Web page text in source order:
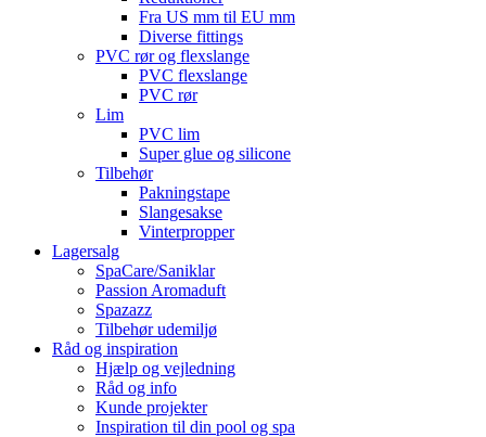
Fra US mm til EU mm
Diverse fittings
PVC rør og flexslange
PVC flexslange
PVC rør
Lim
PVC lim
Super glue og silicone
Tilbehør
Pakningstape
Slangesakse
Vinterpropper
Lagersalg
SpaCare/Saniklar
Passion Aromaduft
Spazazz
Tilbehør udemiljø
Råd og inspiration
Hjælp og vejledning
Råd og info
Kunde projekter
Inspiration til din pool og spa